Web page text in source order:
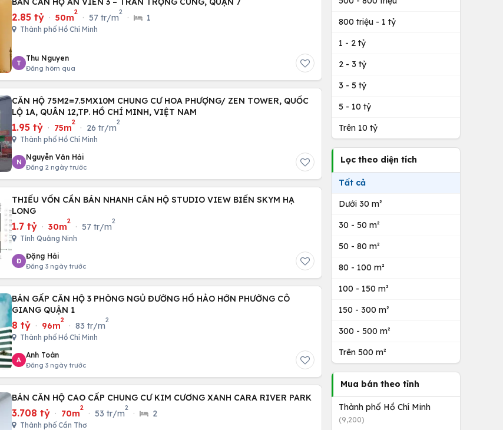
2.85 tỷ · 50m
2
· 57 tr/m
2
· 1
Thành phố Hồ Chí Minh
T
Thu Nguyen
Đăng hôm qua
CĂN HỘ 75M2=7.5MX10M CHUNG CƯ HOA PHƯỢNG/ ZEN TOWER, QUỐC
LỘ 1A, QUÂN 12,TP. HỒ CHÍ MINH, VIỆT NAM
1.95 tỷ · 75m
2
· 26 tr/m
2
Thành phố Hồ Chí Minh
N
Nguyễn Văn Hải
Đăng 2 ngày trước
THIẾU VỐN CẦN BÁN NHANH CĂN HỘ STUDIO VIEW BIỂN SKYM HẠ
LONG
1.7 tỷ · 30m
2
· 57 tr/m
2
Tỉnh Quảng Ninh
Đ
Đặng Hải
Đăng 3 ngày trước
BÁN GẤP CĂN HỘ 3 PHÒNG NGỦ ĐƯỜNG HỒ HẢO HỚN PHƯỜNG CÔ
GIANG QUẬN 1
8 tỷ · 96m
2
· 83 tr/m
2
Thành phố Hồ Chí Minh
A
Anh Toàn
Đăng 3 ngày trước
BÁN CĂN HỘ CAO CẤP CHUNG CƯ KIM CƯƠNG XANH CARA RIVER PARK
3.708 tỷ · 70m
2
· 53 tr/m
2
· 2
Thành phố Cần Thơ
800 triệu - 1 tỷ
1 - 2 tỷ
2 - 3 tỷ
3 - 5 tỷ
5 - 10 tỷ
Trên 10 tỷ
Lọc theo diện tích
Tất cả
Dưới 30 m²
30 - 50 m²
50 - 80 m²
80 - 100 m²
100 - 150 m²
150 - 300 m²
300 - 500 m²
Trên 500 m²
Mua bán theo tỉnh
Thành phố Hồ Chí Minh
(9,200)